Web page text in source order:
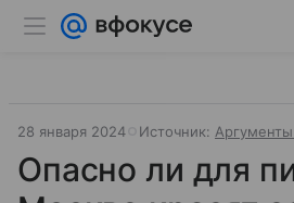
28 января 2024 Источник:
Опасно ли для